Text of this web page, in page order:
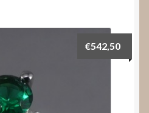
€542,50